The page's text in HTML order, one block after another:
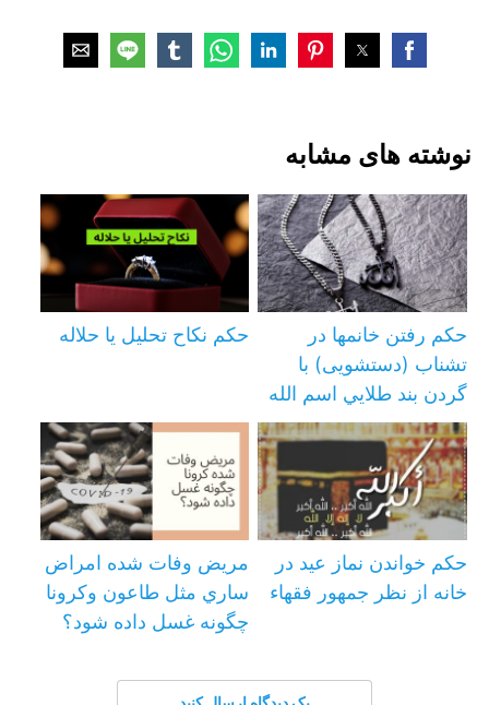
نوشته های مشابه
حکم رفتن خانمها در
تشناب (دستشویی) با
گردن بند طلايي اسم الله
حکم نکاح تحلیل یا حلاله
حكم خواندن نماز عيد در
خانه از نظر جمهور فقهاء
مریض وفات شده امراض
ساري مثل طاعون وكرونا
چگونه غسل داده شود؟